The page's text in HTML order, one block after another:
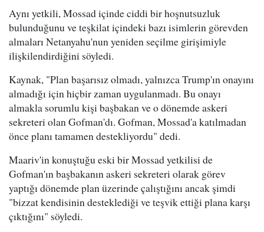
Aynı yetkili, Mossad içinde ciddi bir hoşnutsuzluk
bulunduğunu ve teşkilat içindeki bazı isimlerin görevden
almaları Netanyahu'nun yeniden seçilme girişimiyle
ilişkilendirdiğini söyledi.
Kaynak, "Plan başarısız olmadı, yalnızca Trump'ın onayını
almadığı için hiçbir zaman uygulanmadı. Bu onayı
almakla sorumlu kişi başbakan ve o dönemde askeri
sekreteri olan Gofman'dı. Gofman, Mossad'a katılmadan
önce planı tamamen destekliyordu" dedi.
Maariv'in konuştuğu eski bir Mossad yetkilisi de
Gofman'ın başbakanın askeri sekreteri olarak görev
yaptığı dönemde plan üzerinde çalıştığını ancak şimdi
"bizzat kendisinin desteklediği ve teşvik ettiği plana karşı
çıktığını" söyledi.